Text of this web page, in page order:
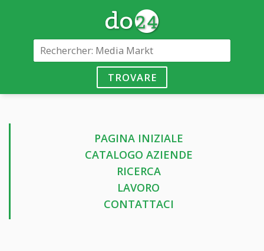
TROVARE
PAGINA INIZIALE
CATALOGO AZIENDE
RICERCA
LAVORO
CONTATTACI